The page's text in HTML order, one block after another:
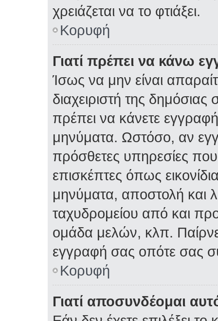
χρειάζεται να το φτιάξει.
Κορυφή
Γιατί πρέπει να κάνω
Ίσως να μην είναι
διαχειριστή της δημόσιας
πρέπει να κάνετε
μηνύματα. Ωστόσο, αν
πρόσθετες υπηρεσίες που
επισκέπτες όπως
μηνύματα, αποστολή και
ταχυδρομείου από και
ομάδα μελών, κλπ.
εγγραφή σας οπότε σας
Κορυφή
Γιατί αποσυνδέομαι